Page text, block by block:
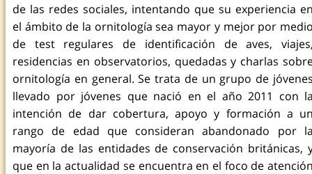
de las redes sociales, intentando que su experiencia
el ámbito de la ornitología sea mayor y mejor por
de test regulares de identificación de aves,
residencias en observatorios, quedadas y charlas
ornitología en general. Se trata de un grupo de
llevado por jóvenes que nació en el año 2011 con
intención de dar cobertura, apoyo y formación a
rango de edad que consideran abandonado por
mayoría de las entidades de conservación británicas,
que en la actualidad se encuentra en el foco de